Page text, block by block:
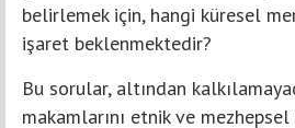
belirlemek için, hangi küresel
işaret beklenmektedir?
Bu sorular, altından
makamlarını etnik ve